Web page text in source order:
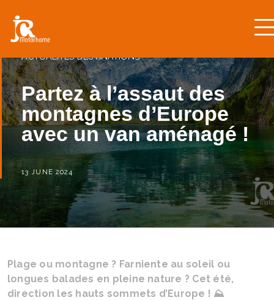
ACTUALITÉSDESTINATIONS
Partez à l’assaut des
montagnes d’Europe
avec un van aménagé !
13 JUNE 2024
Plage ou montagne ? Farniente au soleil ou
longues balades en pleine nature ? Cet été,
direction les hauts sommets d’Europe ! ⛰️